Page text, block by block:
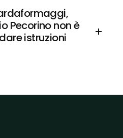
Pecorino non è
istruzioni